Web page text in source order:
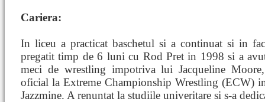
Cariera:
In liceu a practicat baschetul si a continuat si in
pregatit timp de 6 luni cu Rod Pret in 1998 si a
meci de wrestling impotriva lui Jacqueline
oficial la Extreme Championship Wrestling (ECW)
Jazzmine. A renuntat la studiile univeritare si s-a